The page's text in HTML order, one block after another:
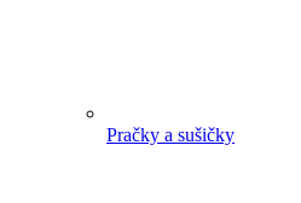
Pračky a sušičky